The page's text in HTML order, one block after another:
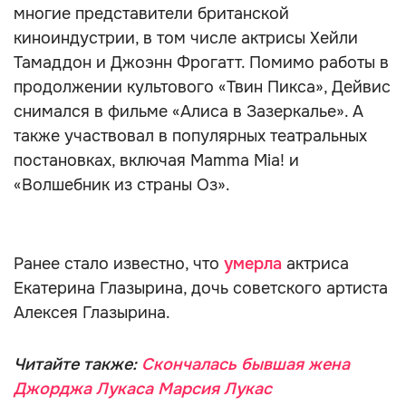
многие представители британской
киноиндустрии, в том числе актрисы Хейли
Тамаддон и Джоэнн Фрогатт. Помимо работы в
продолжении культового «Твин Пикса», Дейвис
снимался в фильме «Алиса в Зазеркалье». А
также участвовал в популярных театральных
постановках, включая Mamma Mia! и
«Волшебник из страны Оз».
Ранее стало известно, что умерла актриса
Екатерина Глазырина, дочь советского артиста
Алексея Глазырина.
Читайте также: Скончалась бывшая жена
Джорджа Лукаса Марсия Лукас